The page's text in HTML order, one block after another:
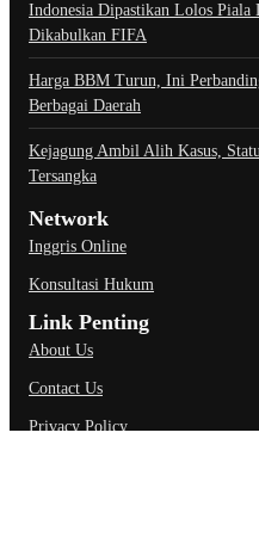
Indonesia Dipastikan Lolos Piala
Dikabulkan FIFA
Harga BBM Turun, Ini
Berbagai Daerah
Kejagung Ambil Alih Kasus,
Tersangka
Network
Inggris Online
Konsultasi Hukum
Link Penting
About Us
Contact Us
Privacy Policy